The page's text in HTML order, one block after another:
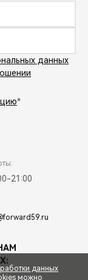
данных
*
21:00
данных
можно